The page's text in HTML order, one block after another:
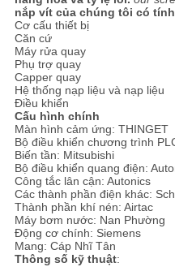
nắp vít của chúng tôi có
Cơ cấu thiết bị
Căn cứ
Máy rửa quay
Phụ trợ quay
Capper quay
Hệ thống nạp liệu và nạp liệu
Điều khiển
Cấu hình chính
Màn hình cảm ứng: THINGET
Bộ điều khiển chương trình
Biến tần: Mitsubishi
Bộ điều khiển quang điện:
Công tắc lân cận: Autonics
Các thành phần điện khác:
Thành phần khí nén: Airtac
Máy bơm nước: Nan Phường
Động cơ chính: Siemens
Mang: Cáp Nhĩ Tân
Thông số kỹ thuật: